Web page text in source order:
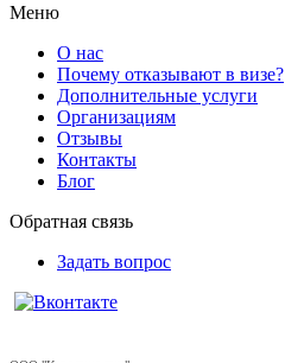
Меню
О нас
Почему отказывают в визе?
Дополнительные услуги
Организациям
Отзывы
Контакты
Блог
Обратная связь
Задать вопрос